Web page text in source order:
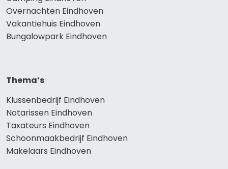
Overnachten Eindhoven
Vakantiehuis Eindhoven
Bungalowpark Eindhoven
Thema’s
Klussenbedrijf Eindhoven
Notarissen Eindhoven
Taxateurs Eindhoven
Schoonmaakbedrijf Eindhoven
Makelaars Eindhoven